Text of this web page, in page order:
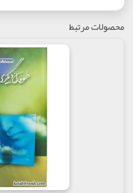
محصولات مرتبط